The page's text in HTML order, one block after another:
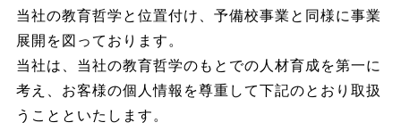
当社の教育哲学と位置付け、予備校事業と同様に事業
展開を図っております。
当社は、当社の教育哲学のもとでの人材育成を第一に
考え、お客様の個人情報を尊重して下記のとおり取扱
うことといたします。